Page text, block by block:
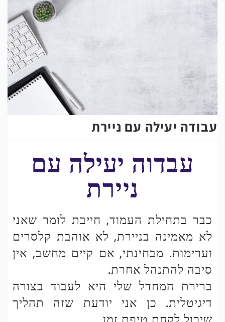
עבודה יעילה עם ניירת
עבדוה יעילה עם
ניירת
כבר בתחילת העמוד, חייבת לומר שאני
לא מאמינה בניירת, לא אוהבת קלסרים
וערימות. מבחינתי, אם קיים מחשב, אין
סיבה להתנהל אחרת.
ברירת המחדל שלי היא לעבוד בצורה
דיגיטלית. כן אני יודעת שזה תהליך